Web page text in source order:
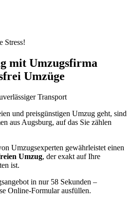
Stress!
mit Umzugsfirma
Umzüge
Transport
und preisgünstigen Umzug geht, sind
aus Augsburg, auf das Sie zählen
Umzugsexperten gewährleistet einen
Umzug, der exakt auf Ihre
ist.
in nur 58 Sekunden –
Online-Formular ausfüllen.